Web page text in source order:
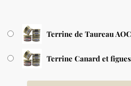
Terrine de Taureau
Terrine Canard et